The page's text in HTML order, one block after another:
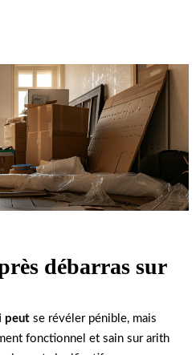
débarras sur
peut se révéler pénible, mais
fonctionnel et sain sur arith